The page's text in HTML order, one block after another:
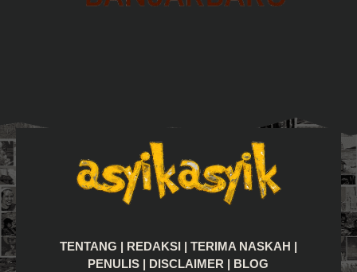
TENTANG REDAKSI TERIMA NASKAH
PENULIS
DISCLAIMER BLOG